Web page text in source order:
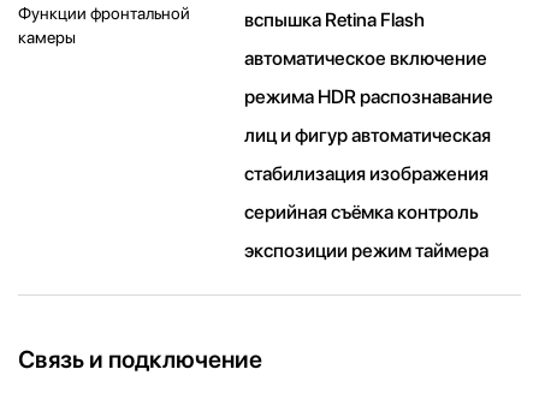
Функции фронтальной
камеры
вспышка Retina Flash
автоматическое включение
режима HDR распознавание
лиц и фигур автоматическая
стабилизация изображения
серийная съëмка контроль
экспозиции режим таймера
Связь и подключение